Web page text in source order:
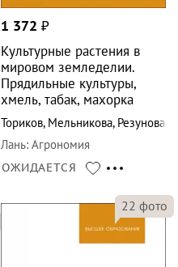
1 372 ₽
Культурные растения в
мировом земледелии.
Прядильные культуры,
хмель, табак, махорка
Ториков, Мельникова, Резунова
Лань: Агрономия
ОЖИДАЕТСЯ
22 фото